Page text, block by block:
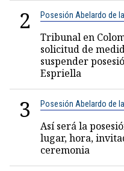
2 Posesión Abelardo de
Tribunal en
solicitud de
suspender
Espriella
3 Posesión Abelardo de
Así será la
lugar, hora,
ceremonia